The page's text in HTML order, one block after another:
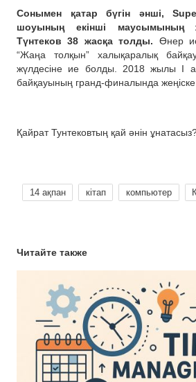
Сонымен қатар бүгін әнші,
шоуының екінші маусымының
Түнтеков 38 жасқа толды. Өнер
“Жаңа толқын” халықаралық
жүлдесіне ие болды. 2018 жылы I
байқауының гранд-финалында жеңіске
Қайрат Тунтековтың қай әнін
14 ақпан кітап компьютер
Читайте также